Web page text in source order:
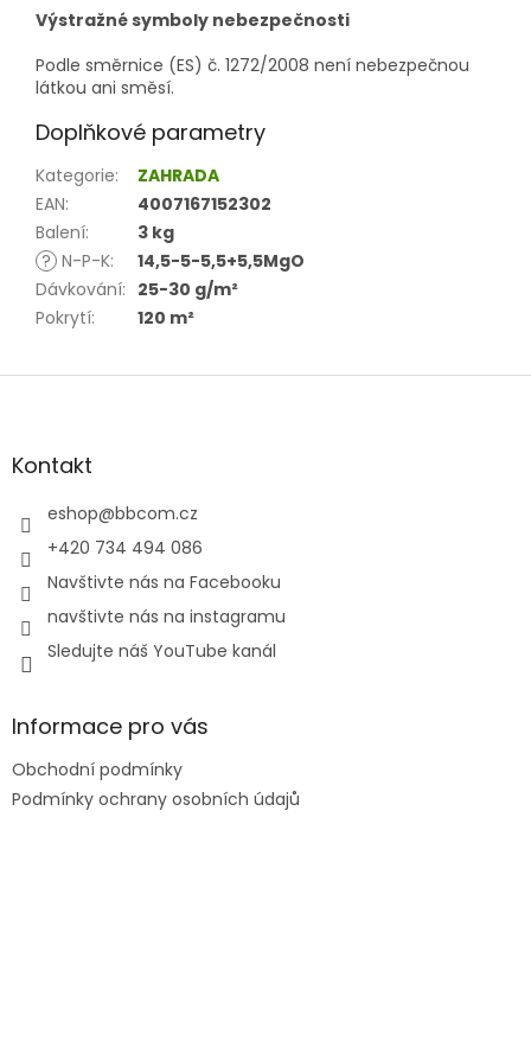
Výstražné symboly nebezpečnosti
Podle směrnice (ES) č. 1272/2008 není nebezpečnou
látkou ani směsí.
Doplňkové parametry
Kategorie:
ZAHRADA
EAN:
4007167152302
Balení:
3 kg
? N-P-K:
14,5-5-5,5+5,5MgO
Dávkování: 25-30 g/m²
Pokrytí: 120 m²
Z
aKontakt
eshop@bbcom.cz
+420 734 494 086
Navštivte nás na Facebooku
navštivte nás na instagramu
Sledujte náš YouTube kanál
Informace pro vás
Obchodní podmínky
Podmínky ochrany osobních údajů